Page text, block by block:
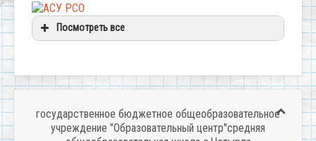
Посмотреть все
государственное бюджетное общеобразовательное
учреждение "Образовательный центр"средняя